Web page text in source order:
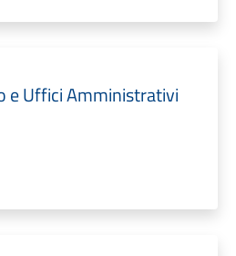
e Uffici Amministrativi